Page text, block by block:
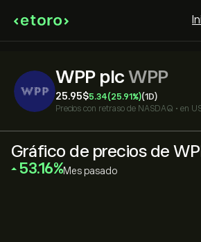
WPP plc WPP
25.95‎$‎5.34(25.91%)(1D)
Precios con retraso de NASDAQ • en
Gráfico de precios de
‎53.16‎ Mes pasado